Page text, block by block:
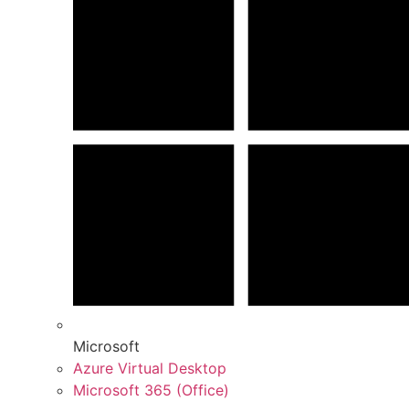
Microsoft
Azure Virtual Desktop
Microsoft 365 (Office)